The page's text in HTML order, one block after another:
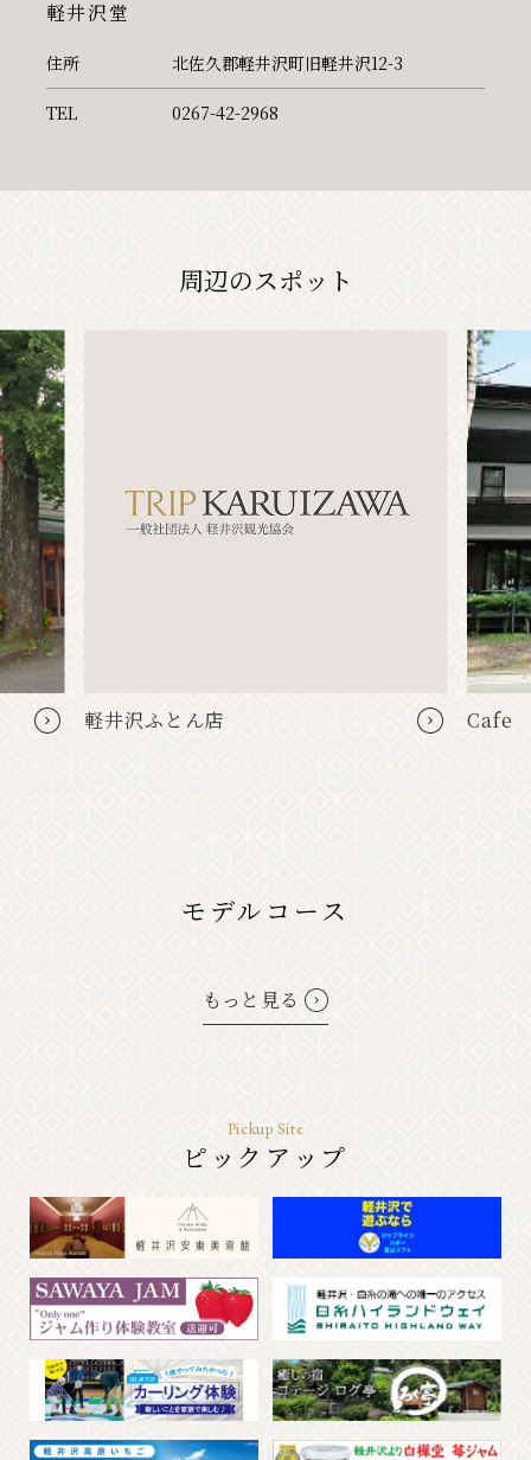
バナー広告案内
プライバシーポリシー
軽井沢堂
住所 北佐久郡軽井沢町旧軽井沢12-3
TEL 0267-42-2968
周辺のスポット
軽井沢ふとん店 Cafe
モデルコース
もっと見る
Pickup Site
ピックアップ